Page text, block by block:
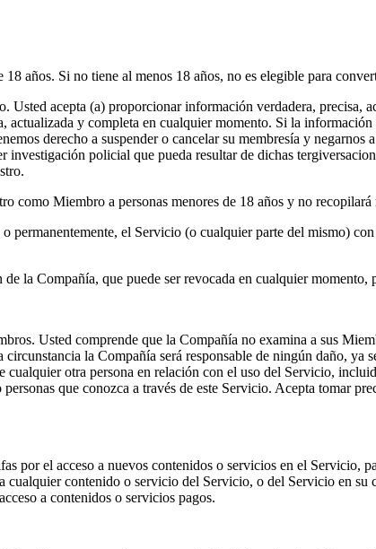
años. Si no tiene al menos 18 años, no es elegible para
Usted acepta (a) proporcionar información verdadera,
actualizada y completa en cualquier momento. Si la
derecho a suspender o cancelar su membresía y
investigación policial que pueda resultar de dichas
como Miembro a personas menores de 18 años y no
permanentemente, el Servicio (o cualquier parte del mismo)
la Compañía, que puede ser revocada en cualquier
Usted comprende que la Compañía no examina a sus
la Compañía será responsable de ningún daño, ya
otra persona en relación con el uso del Servicio,
que conozca a través de este Servicio. Acepta tomar
por el acceso a nuevos contenidos o servicios en el Servicio,
contenido o servicio del Servicio, o del Servicio en su
a contenidos o servicios pagos.